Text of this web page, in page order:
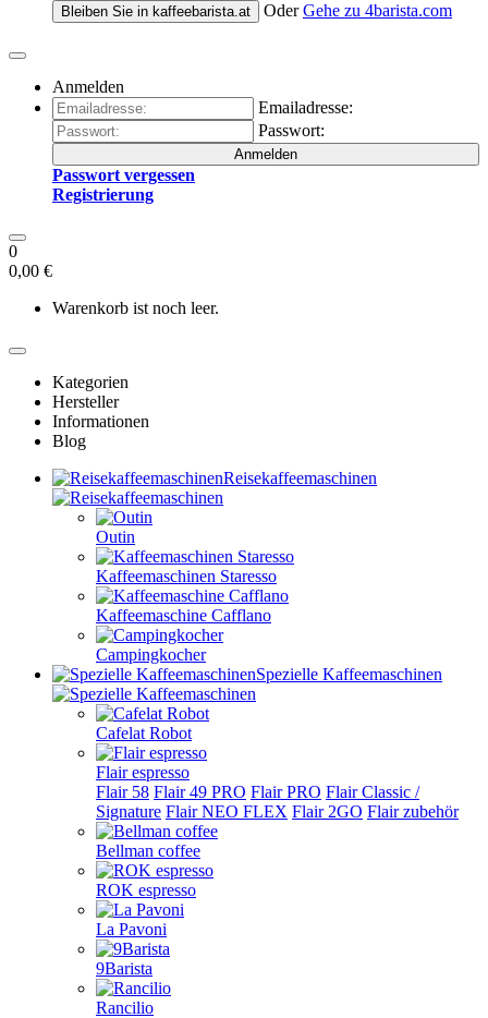
Bleiben Sie in kaffeebarista.at Oder Gehe zu 4barista.com
Anmelden
Emailadresse:
Passwort:
Anmelden
Passwort vergessen
Registrierung
0
0,00 €
Warenkorb ist noch leer.
Kategorien
Hersteller
Informationen
Blog
Reisekaffeemaschinen
Outin
Kaffeemaschinen Staresso
Kaffeemaschine Cafflano
Campingkocher
Spezielle Kaffeemaschinen
Cafelat Robot
Flair espresso
Flair 58 Flair 49 PRO Flair PRO Flair Classic /
Signature Flair NEO FLEX Flair 2GO Flair zubehör
Bellman coffee
ROK espresso
La Pavoni
9Barista
Rancilio